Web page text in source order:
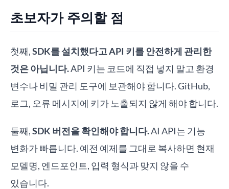
초보자가 주의할 점
첫째,SDK를 설치했다고 API 키를 안전하게 관리한
것은 아닙니다.API 키는 코드에 직접 넣지 말고 환경
변수나 비밀 관리 도구에 보관해야 합니다. GitHub,
로그, 오류 메시지에 키가 노출되지 않게 해야 합니다.
둘째,SDK 버전을 확인해야 합니다.AI API는 기능
변화가 빠릅니다. 예전 예제를 그대로 복사하면 현재
모델명, 엔드포인트, 입력 형식과 맞지 않을 수
있습니다.